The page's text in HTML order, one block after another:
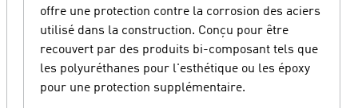
offre une protection contre la corrosion des aciers
utilisé dans la construction. Conçu pour être
recouvert par des produits bi-composant tels que
les polyuréthanes pour l'esthétique ou les époxy
pour une protection supplémentaire.